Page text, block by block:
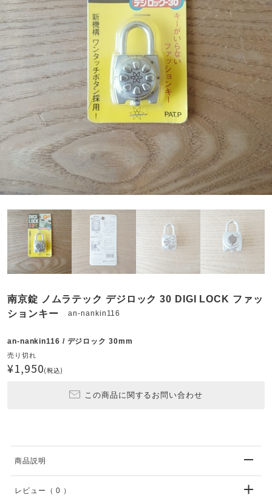
南京錠 ノムラテック デジロック 30 DIGI LOCK ファッ
ションキー
an-nankin116
an-nankin116 / デジロック 30mm
売り切れ
¥1,950(税込)
この商品に関するお問い合わせ
商品説明
レビュー （ 0 ）